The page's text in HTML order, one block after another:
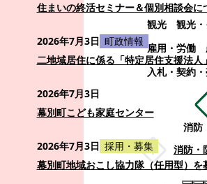
観光
観光
雇用・労働
入札・契約
消防
消防・
住まいの終活セミナー＆個別相談会に
2026年7月3日 町政情報
二地域居住に係る「特定居住支援法人
2026年7月3日
幕別町こども家庭センター
2026年7月3日 採用・募集
幕別町地域おこし協力隊（任用型）を